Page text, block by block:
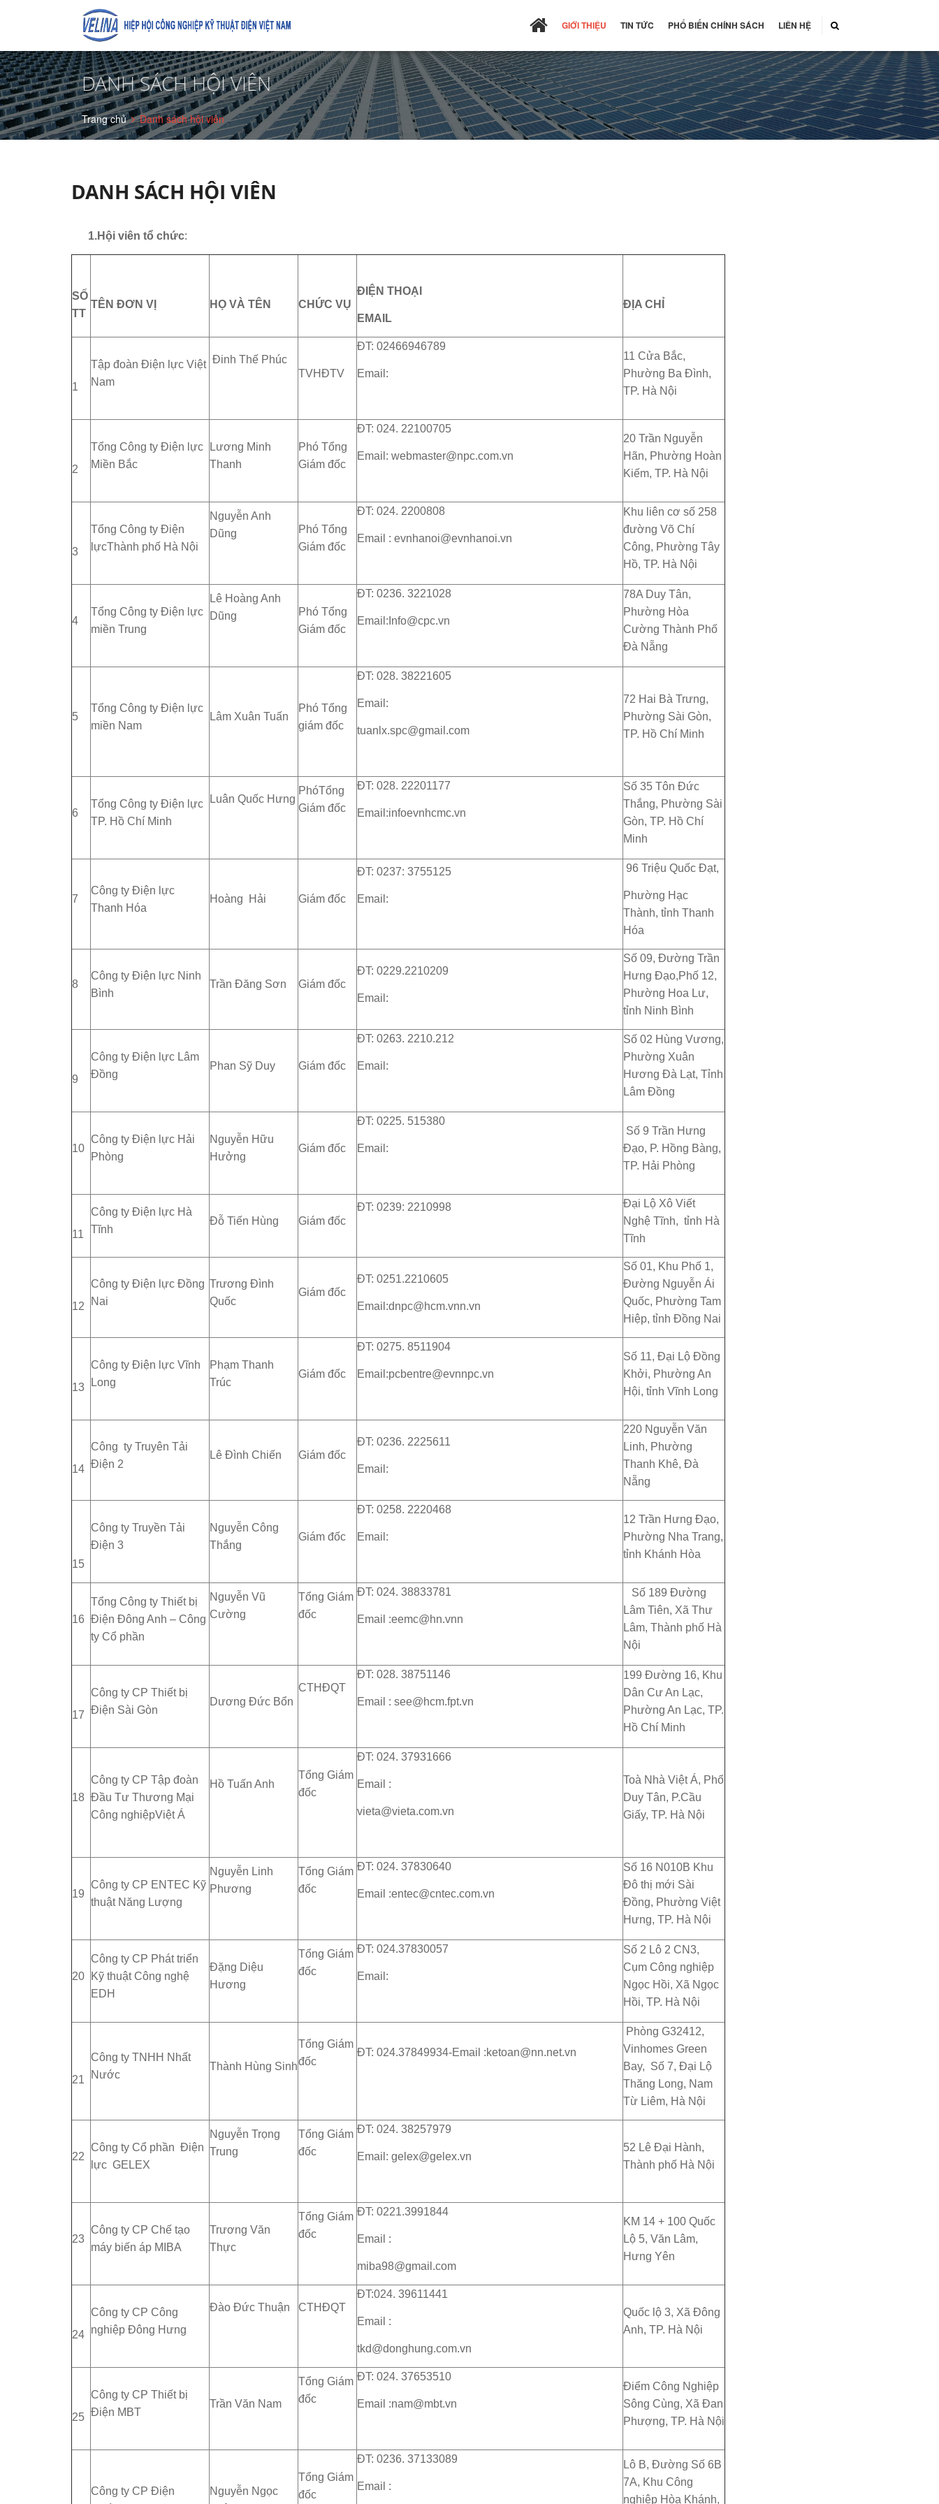
GIỚI THIỆU TIN TỨC PHỔ BIẾN CHÍNH SÁCH LIÊN HỆ
DANH SÁCH HỘI VIÊN
Trang chủ Danh sách hội viên
DANH SÁCH HỘI VIÊN
1.Hội viên tổ chức:
SỐ
TT
TÊN ĐƠN VỊ HỌ VÀ TÊN CHỨC VỤ
ĐIỆN THOẠI
EMAIL
ĐỊA CHỈ
1
Tập đoàn Điện lực Việt
Nam
Đinh Thế Phúc
TVHĐTV
ĐT: 02466946789
Email:
11 Cửa Bắc,
Phường Ba Đình,
TP. Hà Nội
2
Tổng Công ty Điện lực
Miền Bắc
Lương Minh
Thanh
Phó Tổng
Giám đốc
ĐT: 024. 22100705
Email: webmaster@npc.com.vn
20 Trần Nguyễn
Hãn, Phường Hoàn
Kiếm, TP. Hà Nội
3
Tổng Công ty Điện
lựcThành phố Hà Nội
Nguyễn Anh
Dũng
Phó Tổng
Giám đốc
ĐT: 024. 2200808
Email : evnhanoi@evnhanoi.vn
Khu liên cơ số 258
đường Võ Chí
Công, Phường Tây
Hồ, TP. Hà Nội
4
Tổng Công ty Điện lực
miền Trung
Lê Hoàng Anh
Dũng
Phó Tổng
Giám đốc
ĐT: 0236. 3221028
Email:Info@cpc.vn
78A Duy Tân,
Phường Hòa
Cường Thành Phố
Đà Nẵng
5
Tổng Công ty Điện lực
miền Nam
Lâm Xuân Tuấn
Phó Tổng
giám đốc
ĐT: 028. 38221605
Email:
tuanlx.spc@gmail.com
72 Hai Bà Trưng,
Phường Sài Gòn,
TP. Hồ Chí Minh
6
Tổng Công ty Điện lực
TP. Hồ Chí Minh
Luân Quốc Hưng
PhóTổng
Giám đốc
ĐT: 028. 22201177
Email:infoevnhcmc.vn
Số 35 Tôn Đức
Thắng, Phường Sài
Gòn, TP. Hồ Chí
Minh
7
Công ty Điện lực
Thanh Hóa
Hoàng Hải Giám đốc
ĐT: 0237: 3755125
Email:
96 Triệu Quốc Đạt,
Phường Hạc
Thành, tỉnh Thanh
Hóa
8
Công ty Điện lực Ninh
Bình
Trần Đăng Sơn Giám đốc
ĐT: 0229.2210209
Email:
Số 09, Đường Trần
Hưng Đạo,Phố 12,
Phường Hoa Lư,
tỉnh Ninh Bình
9
Công ty Điện lực Lâm
Đồng
Phan Sỹ Duy Giám đốc
ĐT: 0263. 2210.212
Email:
Số 02 Hùng Vương,
Phường Xuân
Hương Đà Lạt, Tỉnh
Lâm Đồng
10
Công ty Điện lực Hải
Phòng
Nguyễn Hữu
Hưởng
Giám đốc
ĐT: 0225. 515380
Email:
Số 9 Trần Hưng
Đạo, P. Hồng Bàng,
TP. Hải Phòng
11
Công ty Điện lực Hà
Tĩnh
Đỗ Tiến Hùng Giám đốc
ĐT: 0239: 2210998
Đại Lộ Xô Viết
Nghệ Tĩnh, tỉnh Hà
Tĩnh
12
Công ty Điện lực Đồng
Nai
Trương Đình
Quốc
Giám đốc
ĐT: 0251.2210605
Email:dnpc@hcm.vnn.vn
Số 01, Khu Phố 1,
Đường Nguyễn Ái
Quốc, Phường Tam
Hiệp, tỉnh Đồng Nai
13
Công ty Điện lực Vĩnh
Long
Phạm Thanh
Trúc
Giám đốc
ĐT: 0275. 8511904
Email:pcbentre@evnnpc.vn
Số 11, Đại Lộ Đồng
Khởi, Phường An
Hội, tỉnh Vĩnh Long
14
Công ty Truyên Tải
Điện 2
Lê Đình Chiến Giám đốc
ĐT: 0236. 2225611
Email:
220 Nguyễn Văn
Linh, Phường
Thanh Khê, Đà
Nẵng
15
Công ty Truyền Tải
Điện 3
Nguyễn Công
Thắng
Giám đốc
ĐT: 0258. 2220468
Email:
12 Trần Hưng Đạo,
Phường Nha Trang,
tỉnh Khánh Hòa
16
Tổng Công ty Thiết bị
Điện Đông Anh – Công
ty Cổ phần
Nguyễn Vũ
Cường
Tổng Giám
đốc
ĐT: 024. 38833781
Email :eemc@hn.vnn
Số 189 Đường
Lâm Tiên, Xã Thư
Lâm, Thành phố Hà
Nội
17
Công ty CP Thiết bị
Điện Sài Gòn
Dương Đức Bổn
CTHĐQT
ĐT: 028. 38751146
Email : see@hcm.fpt.vn
199 Đường 16, Khu
Dân Cư An Lạc,
Phường An Lạc, TP.
Hồ Chí Minh
18
Công ty CP Tập đoàn
Đầu Tư Thương Mại
Công nghiệpViệt Á
Hồ Tuấn Anh
Tổng Giám
đốc
ĐT: 024. 37931666
Email :
vieta@vieta.com.vn
Toà Nhà Việt Á, Phố
Duy Tân, P.Cầu
Giấy, TP. Hà Nội
19
Công ty CP ENTEC Kỹ
thuật Năng Lượng
Nguyễn Linh
Phương
Tổng Giám
đốc
ĐT: 024. 37830640
Email :entec@cntec.com.vn
Số 16 N010B Khu
Đô thị mới Sài
Đồng, Phường Việt
Hưng, TP. Hà Nội
20
Công ty CP Phát triển
Kỹ thuật Công nghệ
EDH
Đặng Diệu
Hương
Tổng Giám
đốc
ĐT: 024.37830057
Email:
Số 2 Lô 2 CN3,
Cụm Công nghiệp
Ngọc Hồi, Xã Ngọc
Hồi, TP. Hà Nội
21
Công ty TNHH Nhất
Nước
Thành Hùng Sinh
Tổng Giám
đốc
ĐT: 024.37849934-Email :ketoan@nn.net.vn
Phòng G32412,
Vinhomes Green
Bay, Số 7, Đại Lộ
Thăng Long, Nam
Từ Liêm, Hà Nội
22
Công ty Cổ phần Điện
lực GELEX
Nguyễn Trọng
Trung
Tổng Giám
đốc
ĐT: 024. 38257979
Email: gelex@gelex.vn
52 Lê Đại Hành,
Thành phố Hà Nội
23
Công ty CP Chế tạo
máy biến áp MIBA
Trương Văn
Thực
Tổng Giám
đốc
ĐT: 0221.3991844
Email :
miba98@gmail.com
KM 14 + 100 Quốc
Lộ 5, Văn Lâm,
Hưng Yên
24
Công ty CP Công
nghiệp Đông Hưng
Đào Đức Thuận CTHĐQT
ĐT:024. 39611441
Email :
tkd@donghung.com.vn
Quốc lộ 3, Xã Đông
Anh, TP. Hà Nội
25
Công ty CP Thiết bị
Điện MBT
Trần Văn Nam
Tổng Giám
đốc
ĐT: 024. 37653510
Email :nam@mbt.vn
Điểm Công Nghiệp
Sông Cùng, Xã Đan
Phượng, TP. Hà Nội
Công ty CP Điện
Nguyễn Ngọc
Tổng Giám
đốc
ĐT: 0236. 37133089
Email :
Lô B, Đường Số 6B
7A, Khu Công
nghiệp Hòa Khánh,